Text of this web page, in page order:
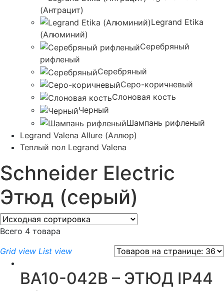
(Антрацит)
Legrand Etika
(Алюминий)
Серебряный
рифленый
Серебряный
Серо-коричневый
Слоновая кость
Черный
Шампань рифленый
Legrand Valena Allure (Аллюр)
Теплый пол Legrand Valena
Schneider Electric
Этюд (серый)
Всего 4 товара
Grid view List view
BA10-042B – ЭТЮД IP44